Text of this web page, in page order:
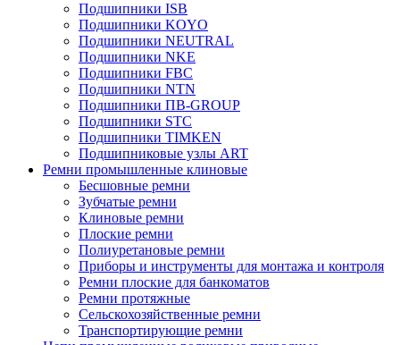
Подшипники ISB
Подшипники KOYO
Подшипники NEUTRAL
Подшипники NKE
Подшипники FBC
Подшипники NTN
Подшипники ПВ-GROUP
Подшипники STC
Подшипники TIMKEN
Подшипниковые узлы ART
Ремни промышленные клиновые
Бесшовные ремни
Зубчатые ремни
Клиновые ремни
Плоские ремни
Полиуретановые ремни
Приборы и инструменты для монтажа и контроля
Ремни плоские для банкоматов
Ремни протяжные
Сельскохозяйственные ремни
Транспортирующие ремни